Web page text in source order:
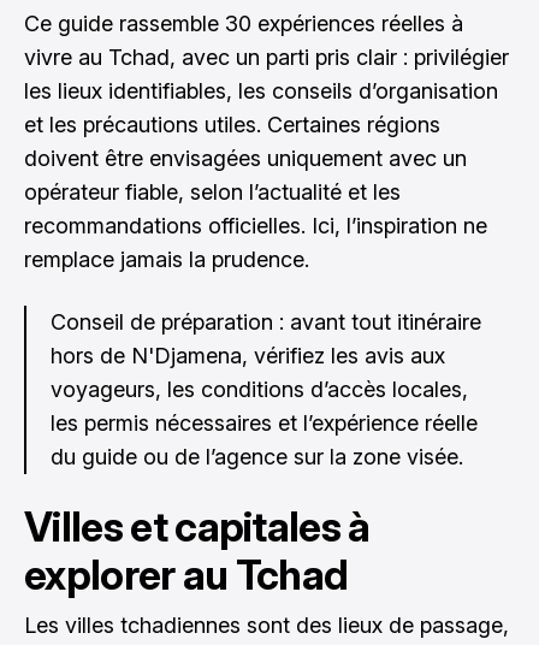
Ce guide rassemble 30 expériences réelles à
vivre au Tchad, avec un parti pris clair : privilégier
les lieux identifiables, les conseils d’organisation
et les précautions utiles. Certaines régions
doivent être envisagées uniquement avec un
opérateur fiable, selon l’actualité et les
recommandations officielles. Ici, l’inspiration ne
remplace jamais la prudence.
Conseil de préparation : avant tout itinéraire
hors de N'Djamena, vérifiez les avis aux
voyageurs, les conditions d’accès locales,
les permis nécessaires et l’expérience réelle
du guide ou de l’agence sur la zone visée.
Villes et capitales à
explorer au Tchad
Les villes tchadiennes sont des lieux de passage,